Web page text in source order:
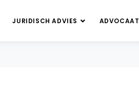
JURIDISCH ADVIES ADVOCAAT